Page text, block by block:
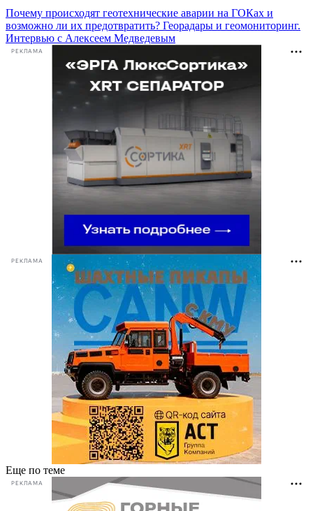
Почему происходят геотехнические аварии на ГОКах и
возможно ли их предотвратить? Георадары и геомониторинг.
Интервью с Алексеем Медведевым
РЕКЛАМА
РЕКЛАМА
Еще по теме
РЕКЛАМА